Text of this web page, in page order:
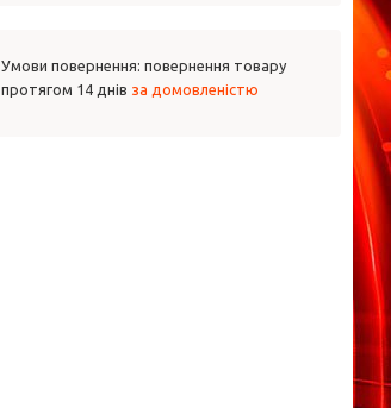
повернення товару
протягом 14 днів за домовленістю